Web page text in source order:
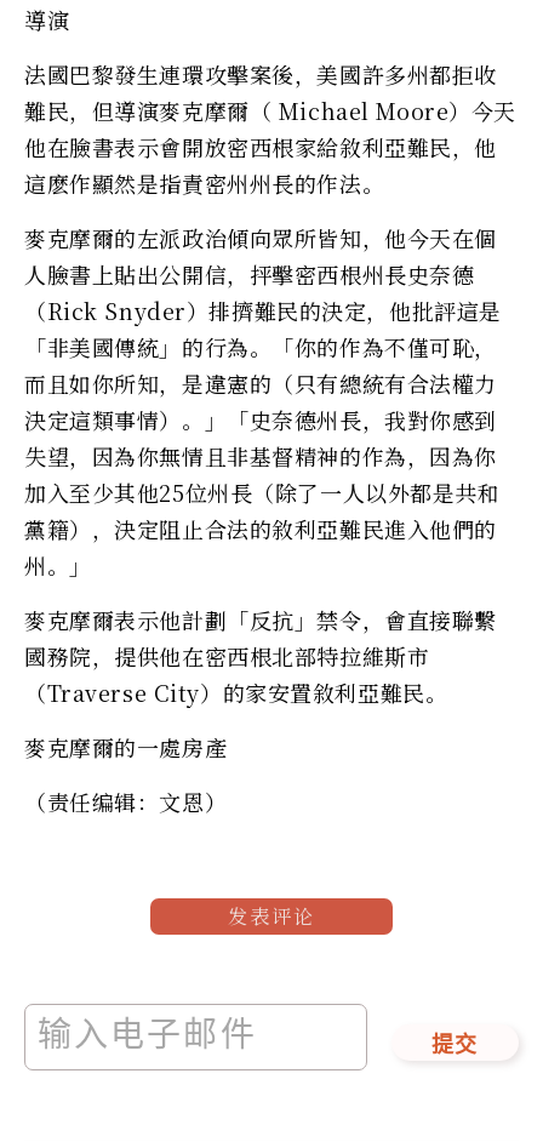
導演
法國巴黎發生連環攻擊案後，美國許多州都拒收
難民，但導演麥克摩爾（ Michael Moore）今天
他在臉書表示會開放密西根家給敘利亞難民，他
這麽作顯然是指責密州州長的作法。
麥克摩爾的左派政治傾向眾所皆知，他今天在個
人臉書上貼出公開信，抨擊密西根州長史奈德
（Rick Snyder）排擠難民的決定，他批評這是
「非美國傳統」的行為。「你的作為不僅可恥，
而且如你所知，是違憲的（只有總統有合法權力
決定這類事情）。」「史奈德州長，我對你感到
失望，因為你無情且非基督精神的作為，因為你
加入至少其他25位州長（除了一人以外都是共和
黨籍），決定阻止合法的敘利亞難民進入他們的
州。」
麥克摩爾表示他計劃「反抗」禁令，會直接聯繫
國務院，提供他在密西根北部特拉維斯市
（Traverse City）的家安置敘利亞難民。
麥克摩爾的一處房產
（责任编辑：文恩）
发表评论
提交